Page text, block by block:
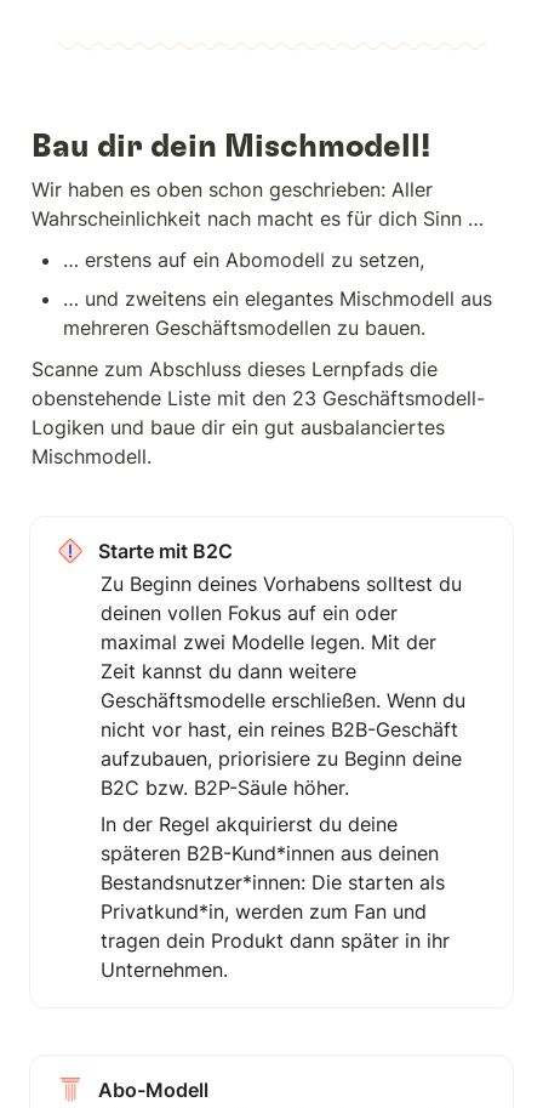
Bau dir dein Mischmodell!
Wir haben es oben schon geschrieben: Aller
Wahrscheinlichkeit nach macht es für dich Sinn …
… erstens auf ein Abomodell zu setzen,
… und zweitens ein elegantes Mischmodell aus
mehreren Geschäftsmodellen zu bauen.
Scanne zum Abschluss dieses Lernpfads die
obenstehende Liste mit den 23 Geschäftsmodell-
Logiken und baue dir ein gut ausbalanciertes
Mischmodell.
Starte mit B2C
Zu Beginn deines Vorhabens solltest du
deinen vollen Fokus auf ein oder
maximal zwei Modelle legen. Mit der
Zeit kannst du dann weitere
Geschäftsmodelle erschließen. Wenn du
nicht vor hast, ein reines B2B-Geschäft
aufzubauen, priorisiere zu Beginn deine
B2C bzw. B2P-Säule höher.
In der Regel akquirierst du deine
späteren B2B-Kund*innen aus deinen
Bestandsnutzer*innen: Die starten als
Privatkund*in, werden zum Fan und
tragen dein Produkt dann später in ihr
Unternehmen.
Abo-Modell